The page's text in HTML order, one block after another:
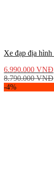
Xe đạp địa
6.990.000 VNĐ
8.790.000VNĐ
-4%